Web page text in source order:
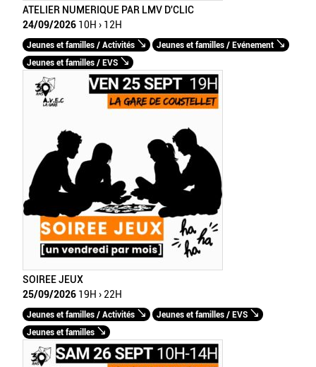
ATELIER NUMERIQUE PAR LMV D'CLIC
24/09/2026 10H › 12H
Jeunes et familles / Activités
Jeunes et familles / Evénement
Jeunes et familles / EVS
SOIREE JEUX
25/09/2026 19H › 22H
Jeunes et familles / Activités
Jeunes et familles / EVS
Jeunes et familles